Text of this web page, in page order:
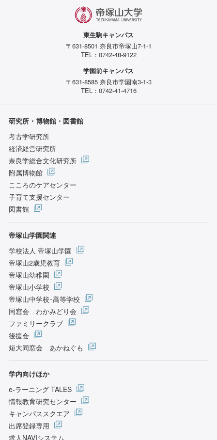
東生駒キャンパス
〒631-8501 奈良市帝塚山7-1-1
TEL：0742-48-9122
学園前キャンパス
〒631-8585 奈良市学園南3-1-3
TEL：0742-41-4716
研究所・博物館・図書館
考古学研究所
経済経営研究所
奈良学総合文化研究所
附属博物館
こころのケアセンター
子育て支援センター
図書館
帝塚山学園関連
学校法人 帝塚山学園
帝塚山2歳児教育
帝塚山幼稚園
帝塚山小学校
帝塚山中学校･高等学校
同窓会 わかみどり会
ファミリークラブ
後援会
短大同窓会 あかねぐも
学内向けほか
e-ラーニング TALES
情報教育研究センター
キャンパススクエア
出席登録専用
求人NAVIシステム